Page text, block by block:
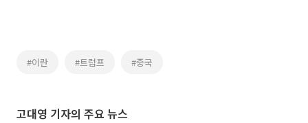
#이란 #트럼프 #중국
고대영 기자의 주요 뉴스